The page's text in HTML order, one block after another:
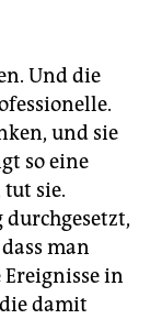
Und die
und sie
so eine
tut sie.
durchgesetzt,
man
in
damit